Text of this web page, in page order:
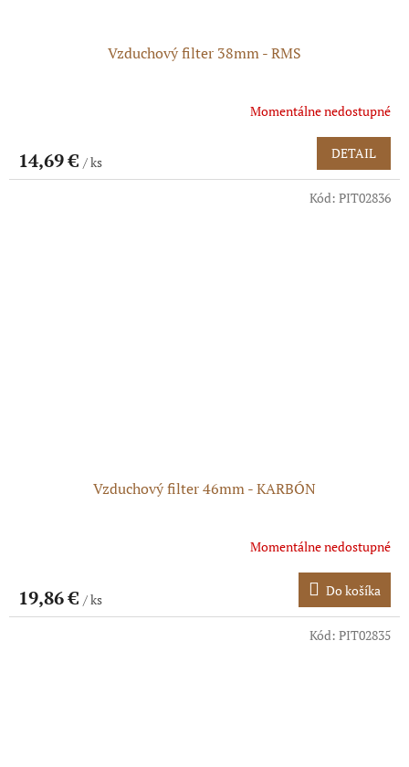
Vzduchový filter 38mm - RMS
Momentálne nedostupné
14,69 € / ks
DETAIL
Vzduchový filter 46mm - KARBÓN
Momentálne nedostupné
19,86 € / ks
Do košíka
Kód: PIT02836
Kód: PIT02835